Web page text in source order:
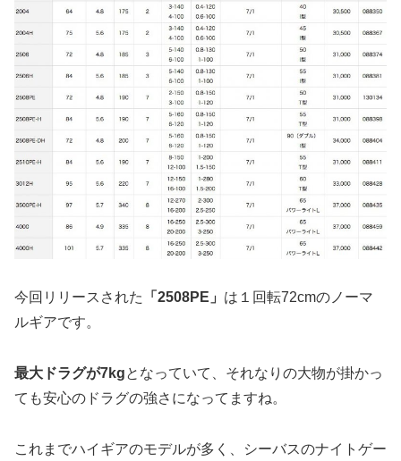
今回リリースされた 「2508PE」 は１回転72cmのノーマ
ルギアです。
最大ドラグが7kgとなっていて、それなりの大物が掛かっ
ても安心のドラグの強さになってますね。
これまでハイギアのモデルが多く、シーバスのナイトゲー